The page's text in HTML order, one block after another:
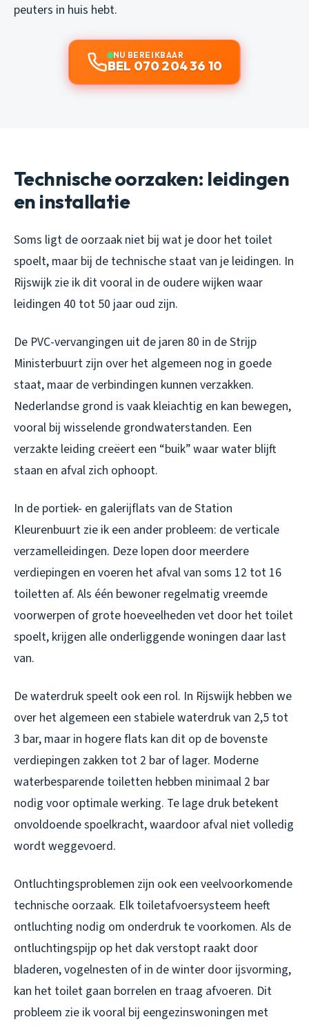
peuters in huis hebt.
NU BEREIKBAAR
BEL 070 204 36 10
Technische oorzaken: leidingen
en installatie
Soms ligt de oorzaak niet bij wat je door het toilet
spoelt, maar bij de technische staat van je leidingen. In
Rijswijk zie ik dit vooral in de oudere wijken waar
leidingen 40 tot 50 jaar oud zijn.
De PVC-vervangingen uit de jaren 80 in de Strijp
Ministerbuurt zijn over het algemeen nog in goede
staat, maar de verbindingen kunnen verzakken.
Nederlandse grond is vaak kleiachtig en kan bewegen,
vooral bij wisselende grondwaterstanden. Een
verzakte leiding creëert een “buik” waar water blijft
staan en afval zich ophoopt.
In de portiek- en galerijflats van de Station
Kleurenbuurt zie ik een ander probleem: de verticale
verzamelleidingen. Deze lopen door meerdere
verdiepingen en voeren het afval van soms 12 tot 16
toiletten af. Als één bewoner regelmatig vreemde
voorwerpen of grote hoeveelheden vet door het toilet
spoelt, krijgen alle onderliggende woningen daar last
van.
De waterdruk speelt ook een rol. In Rijswijk hebben we
over het algemeen een stabiele waterdruk van 2,5 tot
3 bar, maar in hogere flats kan dit op de bovenste
verdiepingen zakken tot 2 bar of lager. Moderne
waterbesparende toiletten hebben minimaal 2 bar
nodig voor optimale werking. Te lage druk betekent
onvoldoende spoelkracht, waardoor afval niet volledig
wordt weggevoerd.
Ontluchtingsproblemen zijn ook een veelvoorkomende
technische oorzaak. Elk toiletafvoersysteem heeft
ontluchting nodig om onderdruk te voorkomen. Als de
ontluchtingspijp op het dak verstopt raakt door
bladeren, vogelnesten of in de winter door ijsvorming,
kan het toilet gaan borrelen en traag afvoeren. Dit
probleem zie ik vooral bij eengezinswoningen met